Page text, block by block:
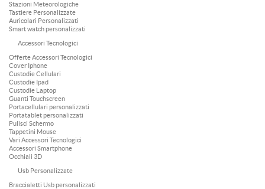
Stazioni Meteorologiche
Tastiere Personalizzate
Auricolari Personalizzati
Smart watch personalizzati
Accessori Tecnologici
Offerte Accessori Tecnologici
Cover Iphone
Custodie Cellulari
Custodie Ipad
Custodie Laptop
Guanti Touchscreen
Portacellulari personalizzati
Portatablet personalizzati
Pulisci Schermo
Tappetini Mouse
Vari Accessori Tecnologici
Accessori Smartphone
Occhiali 3D
Usb Personalizzate
Braccialetti Usb personalizzati